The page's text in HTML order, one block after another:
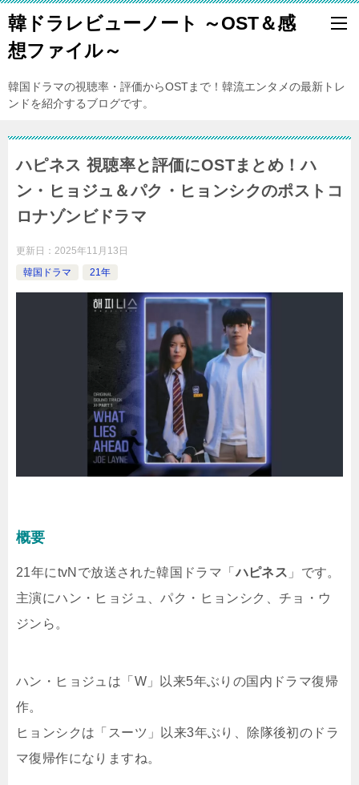
韓ドラレビューノート ～OST＆感
想ファイル～
韓国ドラマの視聴率・評価からOSTまで！韓流エンタメの最新トレ
ンドを紹介するブログです。
ハピネス 視聴率と評価にOSTまとめ！ハ
ン・ヒョジュ＆パク・ヒョンシクのポストコ
ロナゾンビドラマ
更新日： 2025年11月13日
韓国ドラマ
21年
概要
21年にtvNで放送された韓国ドラマ「ハピネス 」です。
主演にハン・ヒョジュ、パク・ヒョンシク、チョ・ウ
ジンら。
ハン・ヒョジュは「W」以来5年ぶりの国内ドラマ復帰
作。
ヒョンシクは「スーツ」以来3年ぶり、除隊後初のドラ
マ復帰作になりますね。